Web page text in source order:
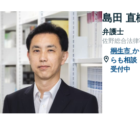
島田 直
弁護士
佐野総合法
桐生市 か
らも相談
受付中